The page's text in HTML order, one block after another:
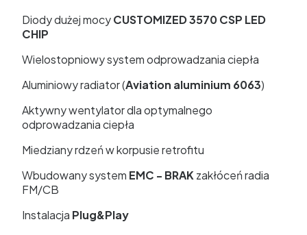
Diody dużej mocyCUSTOMIZED 3570 CSP LED
CHIP
Wielostopniowy system odprowadzania ciepła
Aluminiowy radiator (Aviation aluminium 6063)
Aktywny wentylator dla optymalnego
odprowadzania ciepła
Miedziany rdzeń w korpusie retrofitu
Wbudowany system EMC - BRAK zakłóceń radia
FM/CB
Instalacja Plug&Play